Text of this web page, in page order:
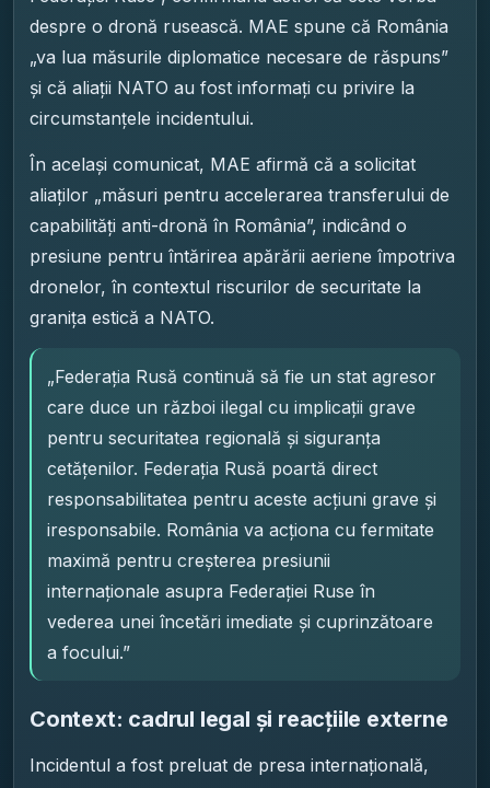
despre o dronă rusească. MAE spune că România
„va lua măsurile diplomatice necesare de răspuns”
și că aliații NATO au fost informați cu privire la
circumstanțele incidentului.
În același comunicat, MAE afirmă că a solicitat
aliaților „măsuri pentru accelerarea transferului de
capabilități anti-dronă în România”, indicând o
presiune pentru întărirea apărării aeriene împotriva
dronelor, în contextul riscurilor de securitate la
granița estică a NATO.
„Federația Rusă continuă să fie un stat agresor
care duce un război ilegal cu implicații grave
pentru securitatea regională și siguranța
cetățenilor. Federația Rusă poartă direct
responsabilitatea pentru aceste acțiuni grave și
iresponsabile. România va acționa cu fermitate
maximă pentru creșterea presiunii
internaționale asupra Federației Ruse în
vederea unei încetări imediate și cuprinzătoare
a focului.”
Context: cadrul legal și reacțiile externe
Incidentul a fost preluat de presa internațională,